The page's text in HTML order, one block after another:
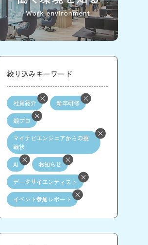
絞り込みキーワード
社員紹介 新卒研修
競プロ
マイナビエンジニアからの挑
戦状
AI お知らせ
データサイエンティスト
イベント参加レポート